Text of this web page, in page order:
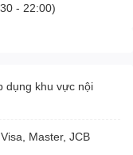
- 22:00)
dụng khu vực nội
Master, JCB